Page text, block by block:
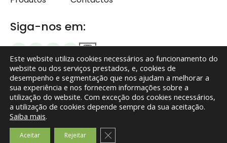
Siga-nos em:
© Vitacress – Todos os direitos reservados
Termos e Condições
Política de Privacidade
Isenção de responsabilidade
Este website utiliza cookies necessários ao funcionamento do
website ou dos serviços prestados, e, cookies de
desempenho e segmentação que nos ajudam a melhorar a
sua experiência e nos fornecem informações sobre a
utilização do website. Com exceção dos cookies necessários,
a utilização de cookies depende sempre da sua aceitação.
Saiba mais.
Aceitar Rejeitar Close GDPR Cookie Banner